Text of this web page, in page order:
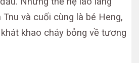
và cuối cùng là bé Heng,
khao cháy bỏng về tương